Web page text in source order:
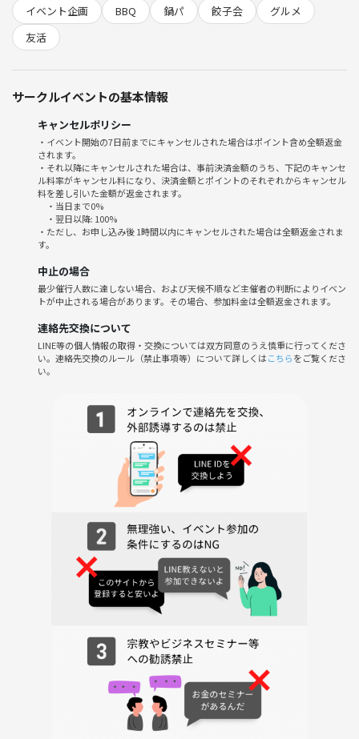
上手くいってもいかなくても、一緒にやってみよー！！！
な愉快な約1ヶ月を過ごしていきます🎈
こちらにお申し込みいただける方の
本イベント開催日に顔合わせ飲み会🍻（飲みたいだけ）を開催
いくつか準備された骨組みの中から進めていきたいイベントをみんなで
（例：BBQイベント、鍋パ、タコパ、粉もの会、餃子会とかとか🍚）
当日開催🥳
ーーーーーーーーーーーーーーーーーーーーーーーーーーーーーーーー
ーーーーー
そのため、
チームで動いていく関係上、途中で抜けてもいいや〜のノリの方はNG
🔸友達欲しい【人と人の関係を紡いでみたい】
🔸なんか楽しいことしたい【自分が楽しいことを創り出したい】
🔸食べるの大好き【人の笑顔を創り出したい】
🔸飲みべだけ高い【人を楽しませるのが好き】
🔸喋れないけど、喋りたい【やったことなかったけど、らしくないこと
🔸たまには人に会ってみようかな【人間関係づくり、苦手だけど克服し
いつもは各項目だけですが、
このイベントは【】内の価値観を持っているかたと一緒に進めたいです
（ハードルはそんなに高く見積らないでください笑）
20代の若め（？）エネルギーの方で開催！！
同年代で面白いことしたい方におすすめ♪
イベント企画
BBQ 鍋パ 餃子会
グルメ
友活
サークルイベントの基本情報
キャンセルポリシー
・イベント開始の7日前までにキャンセルされた場合はポイント含め全額返金
されます。
・それ以降にキャンセルされた場合は、事前決済金額のうち、下記のキャンセ
ル料率がキャンセル料になり、決済金額とポイントのそれぞれからキャンセル
料を差し引いた金額が返金されます。
・当日まで0%
・翌日以降: 100%
・ただし、お申し込み後 1時間以内にキャンセルされた場合は全額返金されま
す。
中止の場合
最少催行人数に達しない場合、および天候不順など主催者の判断によりイベン
トが中止される場合があります。その場合、参加料金は全額返金されます。
連絡先交換について
LINE等の個人情報の取得・交換については双方同意のうえ慎重に行ってくださ
い。連絡先交換のルール（禁止事項等）について詳しくはこちらをご覧くださ
い。